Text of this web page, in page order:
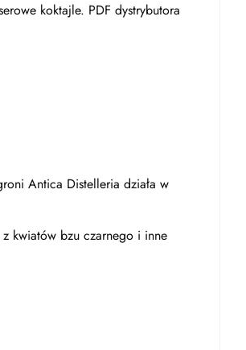
koktajle. PDF dystrybutora
Antica Distelleria działa w
kwiatów bzu czarnego i inne